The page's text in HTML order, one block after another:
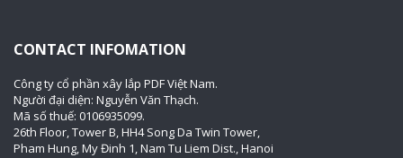
CONTACT INFOMATION
Công ty cổ phần xây lắp PDF Việt Nam.
Người đại diện: Nguyễn Văn Thạch.
Mã số thuế: 0106935099.
26th Floor, Tower B, HH4 Song Da Twin Tower,
Pham Hung, My Đinh 1, Nam Tu Liem Dist., Hanoi